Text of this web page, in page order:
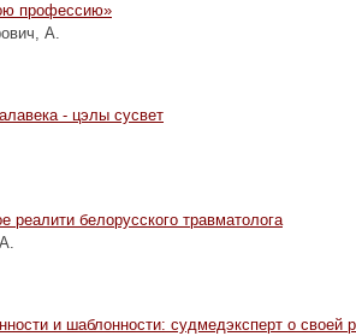
профессию»
А.
- цэлы сусвет
реалити белорусского травматолога
и шаблонности: судмедэксперт о своей